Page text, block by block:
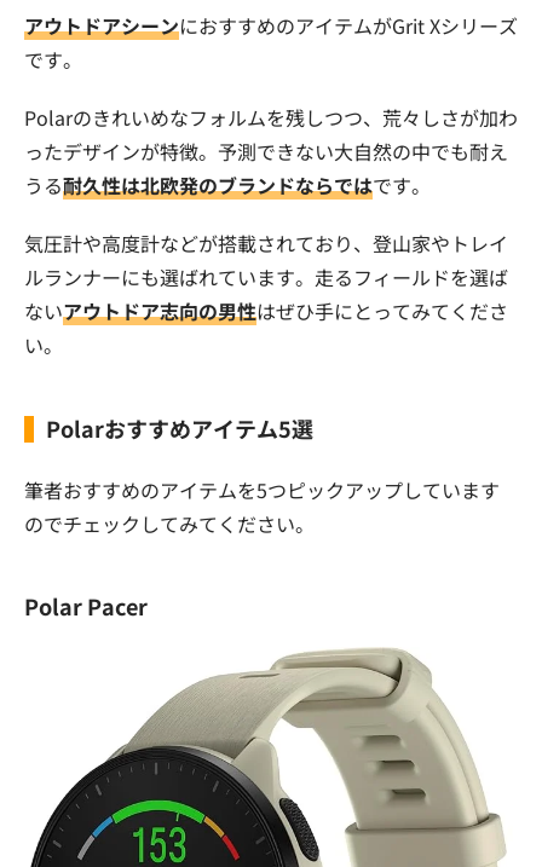
アウトドアシーンにおすすめのアイテムがGrit Xシリーズ
です。
Polarのきれいめなフォルムを残しつつ、荒々しさが加わ
ったデザインが特徴。予測できない大自然の中でも耐え
うる耐久性は北欧発のブランドならではです。
気圧計や高度計などが搭載されており、登山家やトレイ
ルランナーにも選ばれています。走るフィールドを選ば
ないアウトドア志向の男性はぜひ手にとってみてくださ
い。
Polarおすすめアイテム5選
筆者おすすめのアイテムを5つピックアップしています
のでチェックしてみてください。
Polar Pacer